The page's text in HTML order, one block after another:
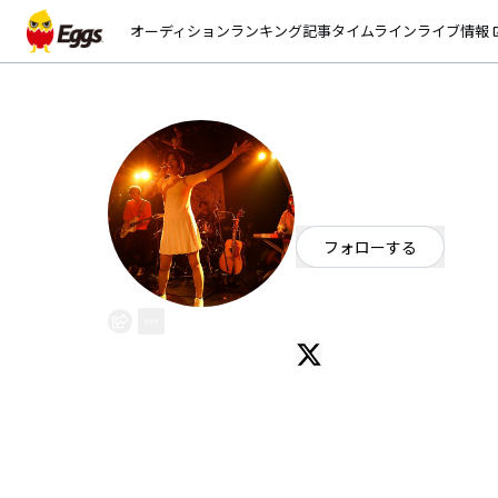
オーディションランキング記事タイムラインライブ情報
フォローする